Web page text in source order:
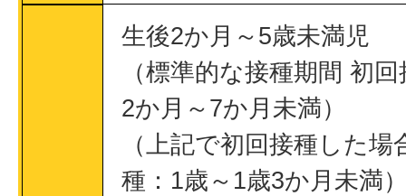
生後2か月～5歳未満児
（標準的な接種期間 初
2か月～7か月未満）
（上記で初回接種した場
種：1歳～1歳3か月未満